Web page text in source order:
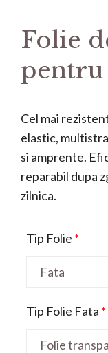
Folie
pentru
Cel mai
elastic,
si amprente.
reparabil dupa
zilnica.
Tip Folie *
Tip Folie Fata *